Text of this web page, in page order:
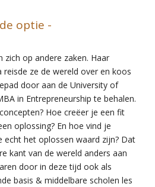
optie -
zich op andere zaken. Haar
reisde ze de wereld over en koos
door aan de University of
in Entrepreneurship te behalen.
Hoe creëer je een fit
oplossing? En hoe vind je
echt het oplossen waard zijn? Dat
kant van de wereld anders aan
door in deze tijd ook als
basis & middelbare scholen les